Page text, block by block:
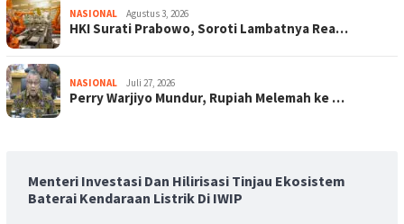
NASIONAL Agustus 3, 2026
HKI Surati Prabowo, Soroti Lambatnya Rea…
NASIONAL Juli 27, 2026
Perry Warjiyo Mundur, Rupiah Melemah ke …
Menteri Investasi Dan Hilirisasi Tinjau Ekosistem
Baterai Kendaraan Listrik Di IWIP